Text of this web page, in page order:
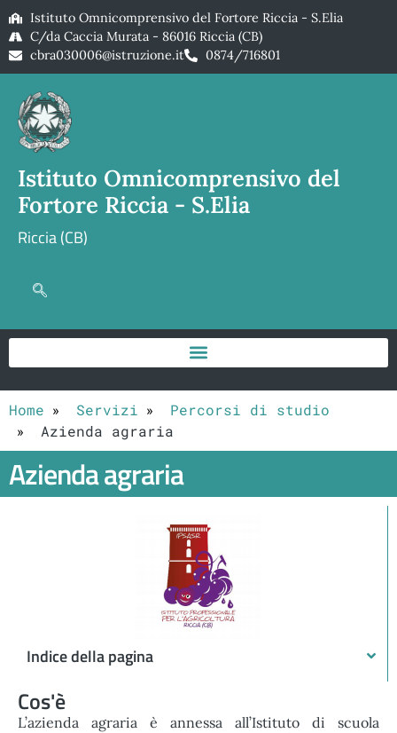
Istituto Omnicomprensivo del Fortore Riccia - S.Elia
C/da Caccia Murata - 86016 Riccia (CB)
cbra030006@istruzione.it
0874/716801
Istituto Omnicomprensivo del
Fortore Riccia - S.Elia
Riccia (CB)
Home Servizi
Percorsi di studio
Azienda agraria
Azienda agraria
Indice della pagina
Cos'è
L’azienda agraria è annessa all’Istituto di scuola